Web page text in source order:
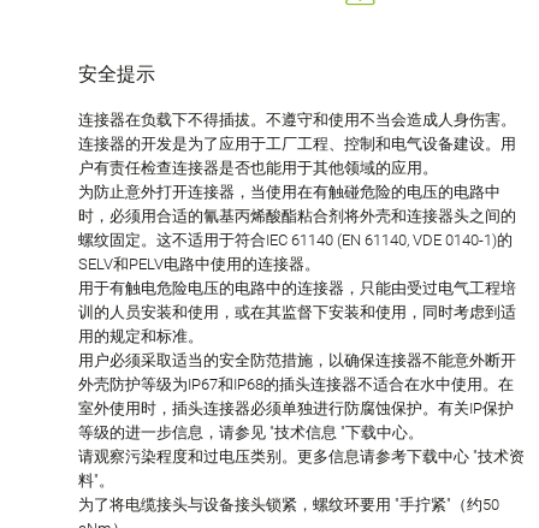
安全提示
连接器在负载下不得插拔。不遵守和使用不当会造成人身伤害。
连接器的开发是为了应用于工厂工程、控制和电气设备建设。用
户有责任检查连接器是否也能用于其他领域的应用。
为防止意外打开连接器，当使用在有触碰危险的电压的电路中
时，必须用合适的氰基丙烯酸酯粘合剂将外壳和连接器头之间的
螺纹固定。这不适用于符合IEC 61140 (EN 61140, VDE 0140-1)的
SELV和PELV电路中使用的连接器。
用于有触电危险电压的电路中的连接器，只能由受过电气工程培
训的人员安装和使用，或在其监督下安装和使用，同时考虑到适
用的规定和标准。
用户必须采取适当的安全防范措施，以确保连接器不能意外断开
外壳防护等级为IP67和IP68的插头连接器不适合在水中使用。在
室外使用时，插头连接器必须单独进行防腐蚀保护。有关IP保护
等级的进一步信息，请参见 "技术信息 "下载中心。
请观察污染程度和过电压类别。更多信息请参考下载中心 "技术资
料"。
为了将电缆接头与设备接头锁紧，螺纹环要用 "手拧紧"（约50